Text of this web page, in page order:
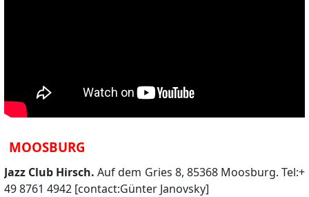
MOOSBURG
Jazz Club Hirsch. Auf dem Gries 8, 85368 Moosburg. Tel:+
49 8761 4942 [contact:Günter Janovsky]